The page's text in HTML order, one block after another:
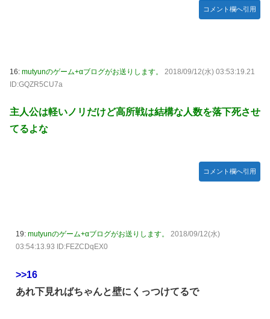
コメント欄へ引用
16: mutyunのゲーム+αブログがお送りします。
2018/09/12(水) 03:53:19.21
ID:GQZR5CU7a
主人公は軽いノリだけど高所戦は結構な人数を落下死させ
てるよな
コメント欄へ引用
19: mutyunのゲーム+αブログがお送りします。
2018/09/12(水)
03:54:13.93 ID:FEZCDqEX0
>>16
あれ下見ればちゃんと壁にくっつけてるで